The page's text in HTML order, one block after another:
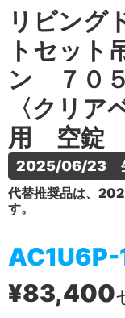
リビン
トセッ
ン ７０
〈クリ
用 空錠
2025/06/23　
代替推奨品は、
す。
¥83,400